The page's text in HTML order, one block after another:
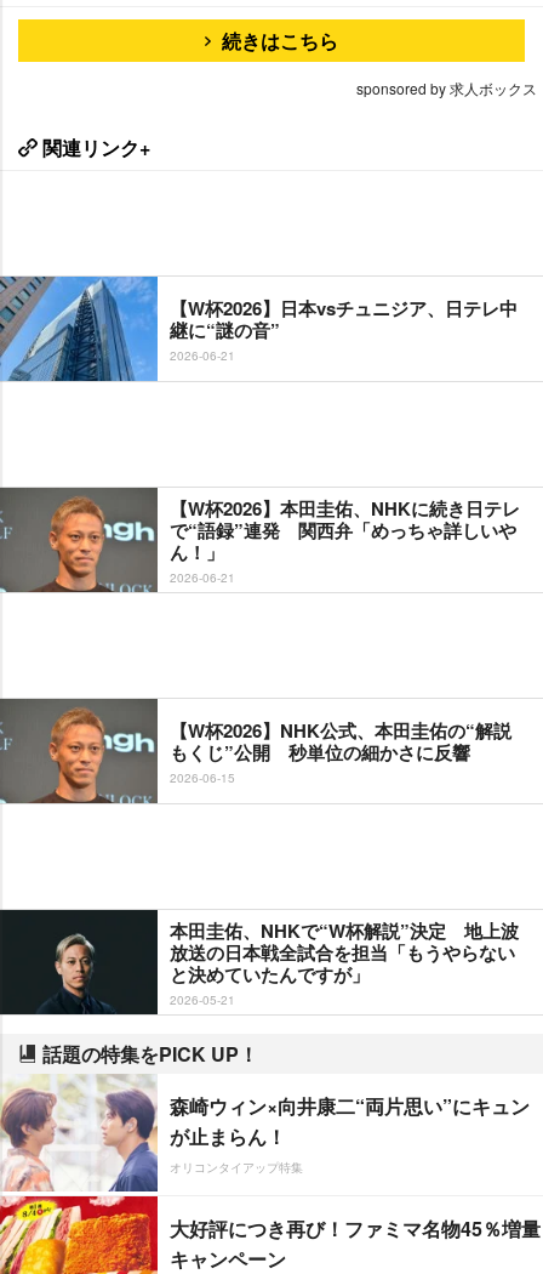
続きはこちら
sponsored by 求人ボックス
関連リンク+
【W杯2026】日本vsチュニジア、日テレ中
継に“謎の音”
2026-06-21
【W杯2026】本田圭佑、NHKに続き日テレ
で“語録”連発 関西弁「めっちゃ詳しい
ん！」
2026-06-21
【W杯2026】NHK公式、本田圭佑の“解説
もくじ”公開 秒単位の細かさに反響
2026-06-15
本田圭佑、NHKで“W杯解説”決定 地上波
放送の日本戦全試合を担当「もうやらない
と決めていたんですが」
2026-05-21
話題の特集をPICK UP！
森崎ウィン×向井康二“両片思い”にキュン
が止まらん！
オリコンタイアップ特集
大好評につき再び！ファミマ名物45％増量
キャンペーン